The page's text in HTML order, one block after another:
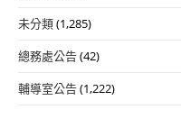
未分類(1,285)
總務處公告(42)
輔導室公告(1,222)